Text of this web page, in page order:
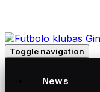
Toggle navigation
News
Posts